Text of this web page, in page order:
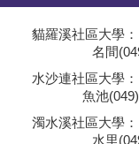
貓羅溪社區大學：
名間
水沙連社區大學：
魚池
濁水溪社區大學：
水里